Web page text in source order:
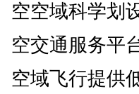
空空域科学划
空交通服务平
空域飞行提供